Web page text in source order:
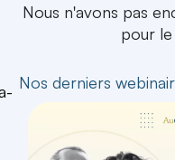
Nous n'avons pas
pour
Nos derniers